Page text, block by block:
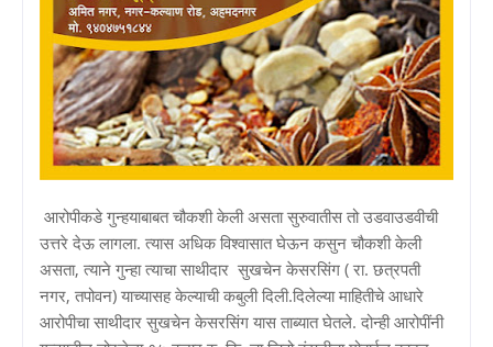
आरोपीकडे गुन्हयाबाबत चौकशी केली असता सुरुवातीस तो उडवाउडवीची
उत्तरे देऊ लागला. त्यास अधिक विश्वासात घेऊन कसुन चौकशी केली
असता, त्याने गुन्हा त्याचा साथीदार सुखचेन केसरसिंग ( रा. छत्रपती
नगर, तपोवन) याच्यासह केल्याची कबुली दिली.दिलेल्या माहितीचे आधारे
आरोपीचा साथीदार सुखचेन केसरसिंग यास ताब्यात घेतले. दोन्ही आरोपींनी